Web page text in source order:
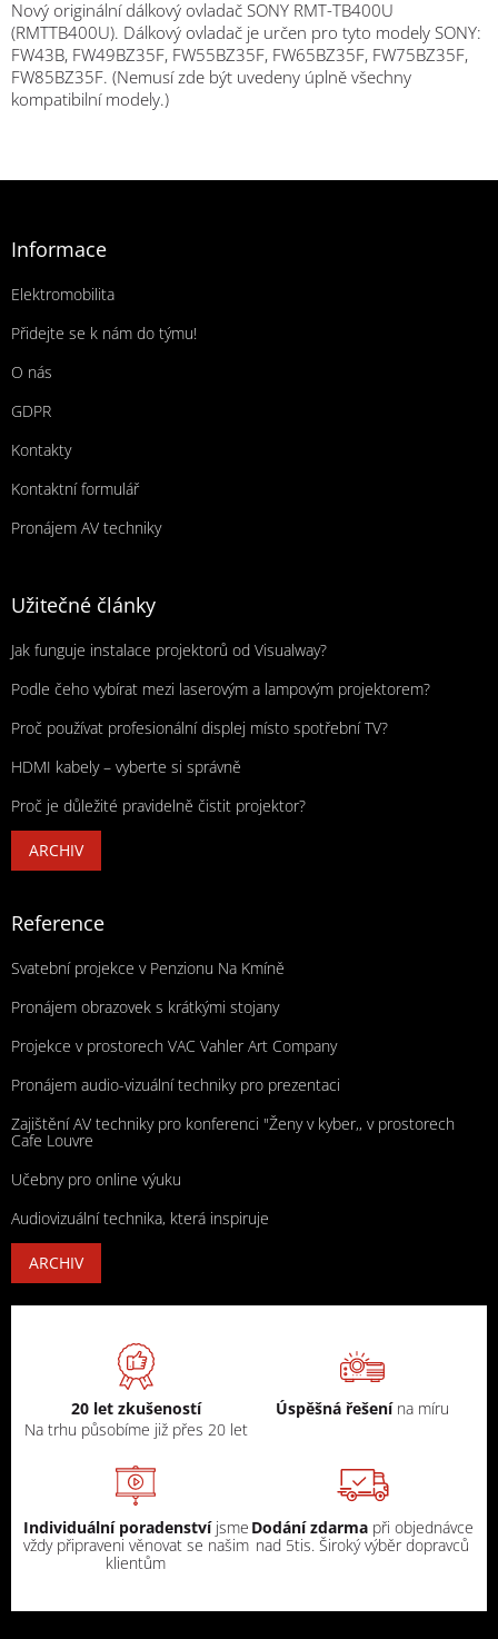
Nový originální dálkový ovladač SONY RMT-TB400U
(RMTTB400U). Dálkový ovladač je určen pro tyto modely SONY:
FW43B, FW49BZ35F, FW55BZ35F, FW65BZ35F, FW75BZ35F,
FW85BZ35F. (Nemusí zde být uvedeny úplně všechny
kompatibilní modely.)
Informace
Elektromobilita
Přidejte se k nám do týmu!
O nás
GDPR
Kontakty
Kontaktní formulář
Pronájem AV techniky
Užitečné články
Jak funguje instalace projektorů od Visualway?
Podle čeho vybírat mezi laserovým a lampovým projektorem?
Proč používat profesionální displej místo spotřební TV?
HDMI kabely – vyberte si správně
Proč je důležité pravidelně čistit projektor?
ARCHIV
Reference
Svatební projekce v Penzionu Na Kmíně
Pronájem obrazovek s krátkými stojany
Projekce v prostorech VAC Vahler Art Company
Pronájem audio-vizuální techniky pro prezentaci
Zajištění AV techniky pro konferenci "Ženy v kyber,, v prostorech
Cafe Louvre
Učebny pro online výuku
Audiovizuální technika, která inspiruje
ARCHIV
20 let zkušeností
Na trhu působíme již přes 20 let
Úspěšná řešení na míru
Individuální poradenstvíjsme
vždy připraveni věnovat se našim
klientům
Dodání zdarma při objednávce
nad 5tis. Široký výběr dopravců